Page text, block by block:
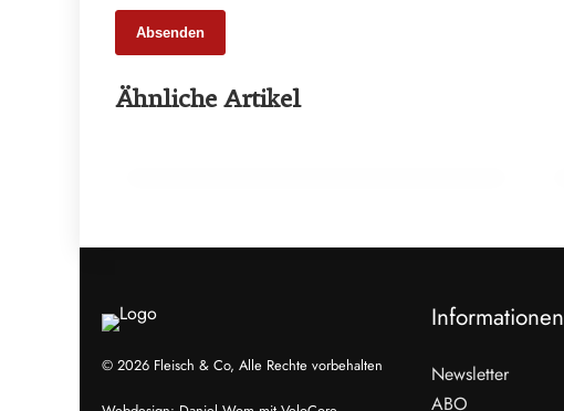
Absenden
Ähnliche Artikel
65 Millionen Euro Umsatz in der
© 2026 Fleisch & Co, Alle Rechte vorbehalten
Informationen
Newsletter
ABO